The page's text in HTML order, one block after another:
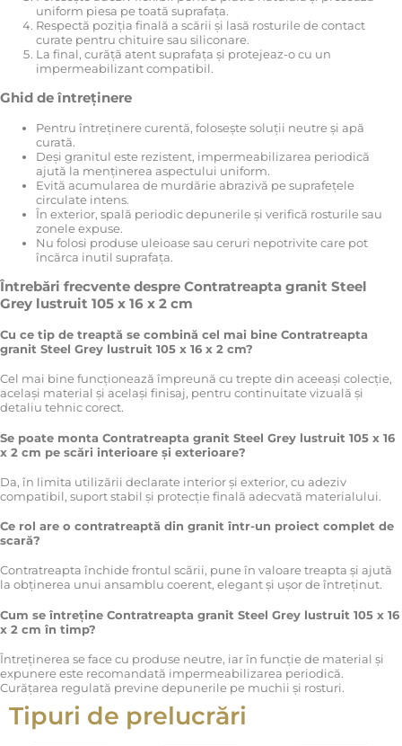
uniform piesa pe toată suprafața.
Respectă poziția finală a scării și lasă rosturile de contact
curate pentru chituire sau siliconare.
La final, curăță atent suprafața și protejeaz-o cu un
impermeabilizant compatibil.
Ghid de întreținere
Pentru întreținere curentă, folosește soluții neutre și apă
curată.
Deși granitul este rezistent, impermeabilizarea periodică
ajută la menținerea aspectului uniform.
Evită acumularea de murdărie abrazivă pe suprafețele
circulate intens.
În exterior, spală periodic depunerile și verifică rosturile sau
zonele expuse.
Nu folosi produse uleioase sau ceruri nepotrivite care pot
încărca inutil suprafața.
Întrebări frecvente despre Contratreapta granit Steel
Grey lustruit 105 x 16 x 2 cm
Cu ce tip de treaptă se combină cel mai bine Contratreapta
granit Steel Grey lustruit 105 x 16 x 2 cm?
Cel mai bine funcționează împreună cu trepte din aceeași colecție,
același material și același finisaj, pentru continuitate vizuală și
detaliu tehnic corect.
Se poate monta Contratreapta granit Steel Grey lustruit 105 x 16
x 2 cm pe scări interioare și exterioare?
Da, în limita utilizării declarate interior și exterior, cu adeziv
compatibil, suport stabil și protecție finală adecvată materialului.
Ce rol are o contratreaptă din granit într-un proiect complet de
scară?
Contratreapta închide frontul scării, pune în valoare treapta și ajută
la obținerea unui ansamblu coerent, elegant și ușor de întreținut.
Cum se întreține Contratreapta granit Steel Grey lustruit 105 x 16
x 2 cm în timp?
Întreținerea se face cu produse neutre, iar în funcție de material și
expunere este recomandată impermeabilizarea periodică.
Curățarea regulată previne depunerile pe muchii și rosturi.
Tipuri de prelucrări